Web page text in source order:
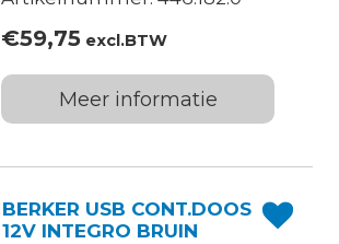
€59,75 excl.BTW
Meer informatie
BERKER USB CONT.DOOS
12V INTEGRO BRUIN